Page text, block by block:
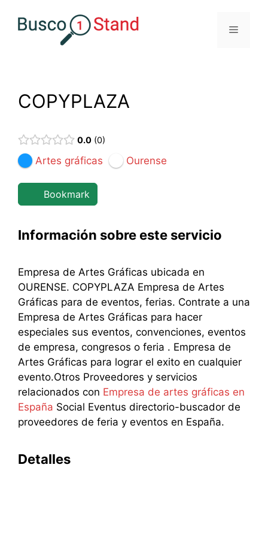
Menú
COPYPLAZA
0.0 0
Artes gráficas Ourense
Bookmark
Información sobre este servicio
Empresa de Artes Gráficas ubicada en
OURENSE. COPYPLAZA Empresa de Artes
Gráficas para de eventos, ferias. Contrate a una
Empresa de Artes Gráficas para hacer
especiales sus eventos, convenciones, eventos
de empresa, congresos o feria . Empresa de
Artes Gráficas para lograr el exito en cualquier
evento.Otros Proveedores y servicios
relacionados con Empresa de artes gráficas en
España Social Eventus directorio-buscador de
proveedores de feria y eventos en España.
Detalles